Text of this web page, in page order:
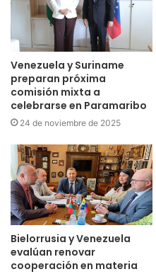
Venezuela y Suriname
preparan próxima
comisión mixta a
celebrarse en Paramaribo
24 de noviembre de 2025
Bielorrusia y Venezuela
evalúan renovar
cooperación en materia